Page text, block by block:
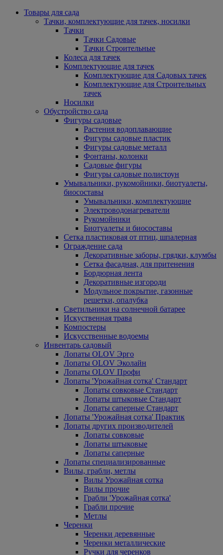
Товары для сада
Тачки, комплектующие для тачек, носилки
Тачки
Тачки Садовые
Тачки Строительные
Колеса для тачек
Комплектующие для тачек
Комплектующие для Садовых тачек
Комплектующие для Строительных
тачек
Носилки
Обустройство сада
Фигуры садовые
Растения водоплавающие
Фигуры садовые пластик
Фигуры садовые металл
Фонтаны, колонки
Садовые фигуры
Фигуры садовые полистоун
Умывальники, рукомойники, биотуалеты,
биосоставы
Умывальники, комплектующие
Электроводонагреватели
Рукомойники
Биотуалеты и биосоставы
Сетка пластиковая от птиц, шпалерная
Ограждение сада
Декоративные заборы, грядки, клумбы
Сетка фасадная, для притенения
Бордюрная лента
Декоративные изгороди
Модульное покрытие, газонные
решетки, опалубка
Светильники на солнечной батарее
Искуственная трава
Компостеры
Искусственные водоемы
Инвентарь садовый
Лопаты OLOV Эрго
Лопаты OLOV Эколайн
Лопаты OLOV Профи
Лопаты 'Урожайная сотка' Стандарт
Лопаты совковые Стандарт
Лопаты штыковые Стандарт
Лопаты саперные Стандарт
Лопаты 'Урожайная сотка' Практик
Лопаты других производителей
Лопаты совковые
Лопаты штыковые
Лопаты саперные
Лопаты специализированные
Вилы, грабли, метлы
Вилы Урожайная сотка
Вилы прочие
Грабли 'Урожайная сотка'
Грабли прочие
Метлы
Черенки
Черенки деревянные
Черенки металлические
Ручки для черенков